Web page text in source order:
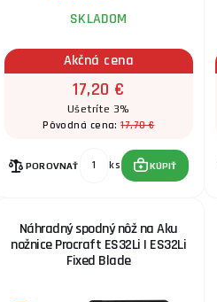
SKLADOM
Akčná cena
17,20 €
Ušetríte 3%
Pôvodná cena:17,70 €
POROVNAŤ ks KÚPIŤ
Náhradný spodný nôž na Aku
nožnice Procraft ES32Li | ES32Li
Fixed Blade